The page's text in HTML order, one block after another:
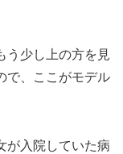
う少し上の方を見
で、ここがモデル
が入院していた病